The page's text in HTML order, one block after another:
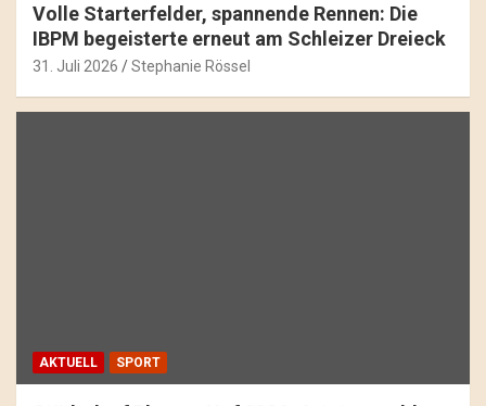
Volle Starterfelder, spannende Rennen: Die
IBPM begeisterte erneut am Schleizer Dreieck
31. Juli 2026 Stephanie Rössel
AKTUELL SPORT